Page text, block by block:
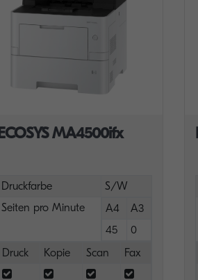
ECOSYS MA4500ifx
Druckfarbe
S/W
Seiten pro Minute
A4
A3
45
0
Druck
Kopie Scan Fax